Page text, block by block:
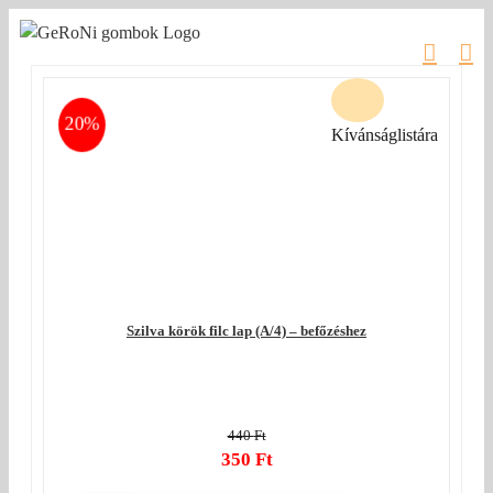
Kihagyás
20%
Szilva körök filc lap (A/4) – befőzéshez
440Ft
Original
350 Ft
Kívánságlistára